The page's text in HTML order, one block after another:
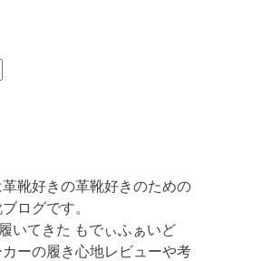
靴好きの革靴好きのための
ログです。
いてきた もでぃふぁいど
ーの履き心地レビューや考